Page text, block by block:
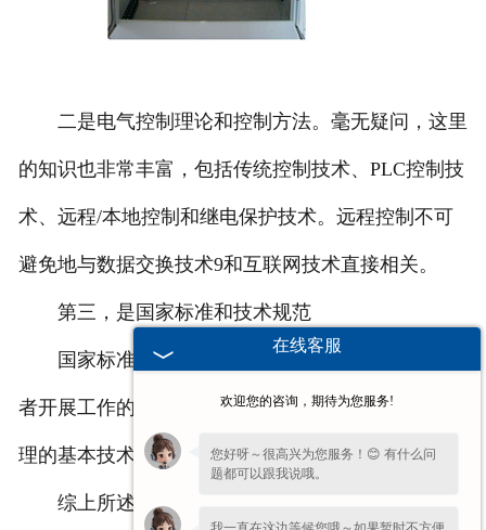
二是电气控制理论和控制方法。毫无疑问，这里
的知识也非常丰富，包括传统控制技术、PLC控制技
术、远程/本地控制和继电保护技术。远程控制不可
避免地与数据交换技术9和互联网技术直接相关。
第三，是国家标准和技术规范
国家标准和技术规范非常重要，是我国电气工作
者开展工作的标准，是电气柜制造、运行、维护和管
理的基本技术要求。
综上所述是河北起重机电气柜
在线客服
欢迎您的咨询，期待为您服务!
您好呀～很高兴为您服务！😊 有什么问
题都可以跟我说哦。